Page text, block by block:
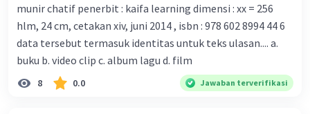
tersebut. B. Para ilmuan perlu segera mempelajari virus
corona yang menjadi masalah besar bagi kesehatan dunia
karena persebarannya sangat cepat. C. Masyarakat perlu
mawas diri dan menjaga kesehatan dalam menghadapi
serangan virus corona yang mulai menyebar di Indonesia,
D. Virus corona menjadi masalah besar bagi kesehatan
munir chatif penerbit : kaifa learning dimensi : xx = 256
hlm, 24 cm, cetakan xiv, juni 2014 , isbn : 978 602 8994 44 6
data tersebut termasuk identitas untuk teks ulasan.... a.
buku b. video clip c. album lagu d. film
8 0.0 Jawaban terverifikasi